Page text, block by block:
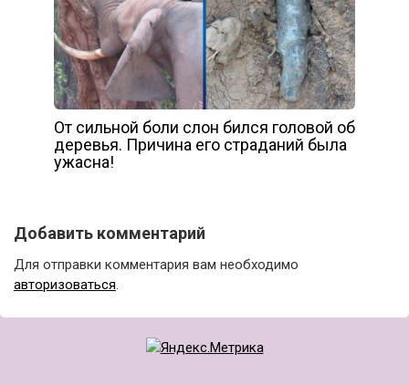
От сильной боли слон бился головой об
деревья. Причина его страданий была
ужасна!
Добавить комментарий
Для отправки комментария вам необходимо
авторизоваться.